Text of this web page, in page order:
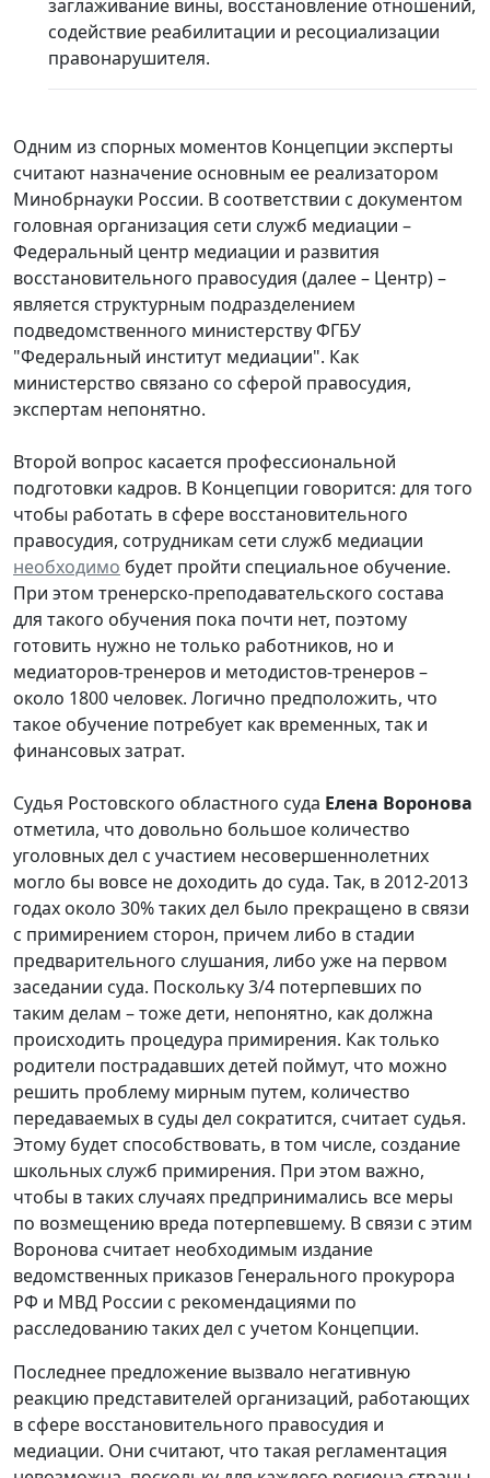
заглаживание вины, восстановление отношений,
содействие реабилитации и ресоциализации
правонарушителя.
Одним из спорных моментов Концепции эксперты
считают назначение основным ее реализатором
Минобрнауки России. В соответствии с документом
головная организация сети служб медиации –
Федеральный центр медиации и развития
восстановительного правосудия (далее – Центр) –
является структурным подразделением
подведомственного министерству ФГБУ
"Федеральный институт медиации". Как
министерство связано со сферой правосудия,
экспертам непонятно.
Второй вопрос касается профессиональной
подготовки кадров. В Концепции говорится: для того
чтобы работать в сфере восстановительного
правосудия, сотрудникам сети служб медиации
необходимо будет пройти специальное обучение.
При этом тренерско-преподавательского состава
для такого обучения пока почти нет, поэтому
готовить нужно не только работников, но и
медиаторов-тренеров и методистов-тренеров –
около 1800 человек. Логично предположить, что
такое обучение потребует как временных, так и
финансовых затрат.
Судья Ростовского областного суда Елена Воронова
отметила, что довольно большое количество
уголовных дел с участием несовершеннолетних
могло бы вовсе не доходить до суда. Так, в 2012-2013
годах около 30% таких дел было прекращено в связи
с примирением сторон, причем либо в стадии
предварительного слушания, либо уже на первом
заседании суда. Поскольку 3/4 потерпевших по
таким делам – тоже дети, непонятно, как должна
происходить процедура примирения. Как только
родители пострадавших детей поймут, что можно
решить проблему мирным путем, количество
передаваемых в суды дел сократится, считает судья.
Этому будет способствовать, в том числе, создание
школьных служб примирения. При этом важно,
чтобы в таких случаях предпринимались все меры
по возмещению вреда потерпевшему. В связи с этим
Воронова считает необходимым издание
ведомственных приказов Генерального прокурора
РФ и МВД России с рекомендациями по
расследованию таких дел с учетом Концепции.
Последнее предложение вызвало негативную
реакцию представителей организаций, работающих
в сфере восстановительного правосудия и
медиации. Они считают, что такая регламентация